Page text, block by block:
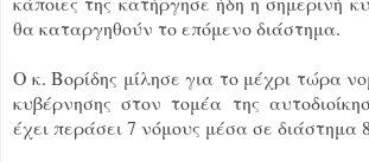
θα καταργηθούν το επόμενο διάστημα.
Ο κ. Βορίδης μίλησε για το μέχρι τώρα
κυβέρνησης στον τομέα της
έχει περάσει 7 νόμους μέσα σε διάστημα